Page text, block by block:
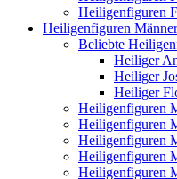
Heiligenfiguren
Heiligenfiguren Männer
Beliebte
Heiliger
Heiliger
Heiliger
Heiligenfiguren
Heiligenfiguren
Heiligenfiguren
Heiligenfiguren
Heiligenfiguren